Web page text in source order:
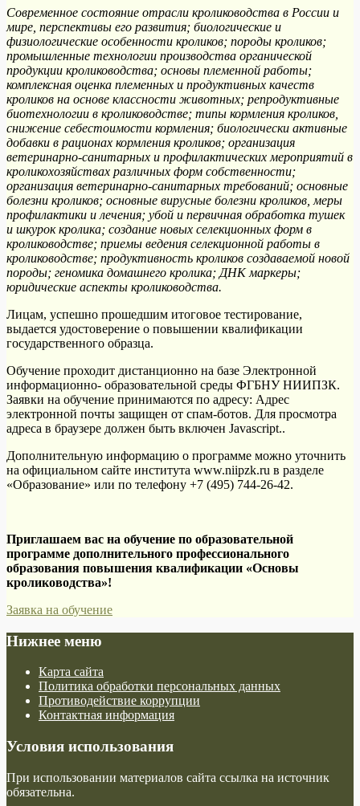
Современное состояние отрасли кролиководства в России и
мире, перспективы его развития; биологические и
физиологические особенности кроликов; породы кроликов;
промышленные технологии производства органической
продукции кролиководства; основы племенной работы;
комплексная оценка племенных и продуктивных качеств
кроликов на основе классности животных; репродуктивные
биотехнологии в кролиководстве; типы кормления кроликов,
снижение себестоимости кормления; биологически активные
добавки в рационах кормления кроликов; организация
ветеринарно-санитарных и профилактических мероприятий в
кроликохозяйствах различных форм собственности;
организация ветеринарно-санитарных требований; основные
болезни кроликов; основные вирусные болезни кроликов, меры
профилактики и лечения; убой и первичная обработка тушек
и шкурок кролика; создание новых селекционных форм в
кролиководстве; приемы ведения селекционной работы в
кролиководстве; продуктивность кроликов создаваемой новой
породы; геномика домашнего кролика; ДНК маркеры;
юридические аспекты кролиководства.
Лицам, успешно прошедшим итоговое тестирование,
выдается удостоверение о повышении квалификации
государственного образца.
Обучение проходит дистанционно на базе Электронной
информационно- образовательной среды ФГБНУ НИИПЗК.
Заявки на обучение принимаются по адресу: Адрес
электронной почты защищен от спам-ботов. Для просмотра
адреса в браузере должен быть включен Javascript..
Дополнительную информацию о программе можно уточнить
на официальном сайте института www.niipzk.ru в разделе
«Образование» или по телефону +7 (495) 744-26-42.
Приглашаем вас на обучение по образовательной
программе дополнительного профессионального
образования повышения квалификации «Основы
кролиководства»!
Заявка на обучение
Нижнее меню
Карта сайта
Политика обработки персональных данных
Противодействие коррупции
Контактная информация
Условия использования
При использовании материалов сайта ссылка на источник
обязательна.